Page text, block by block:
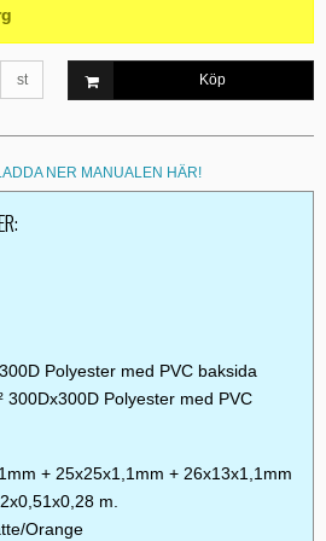
st Köp
NER MANUALEN HÄR!
Polyester med PVC baksida
300Dx300D Polyester med PVC
+ 25x25x1,1mm + 26x13x1,1mm
m.
Orange